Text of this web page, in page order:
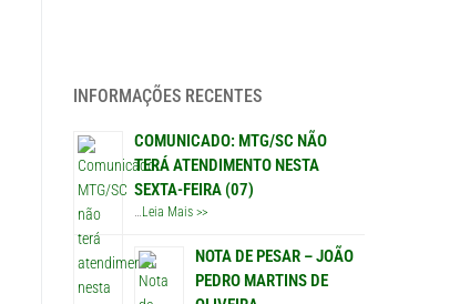
INFORMAÇÕES RECENTES
COMUNICADO: MTG/SC NÃO
TERÁ ATENDIMENTO NESTA
SEXTA-FEIRA (07)
Leia Mais >>
NOTA DE PESAR – JOÃO
PEDRO MARTINS DE